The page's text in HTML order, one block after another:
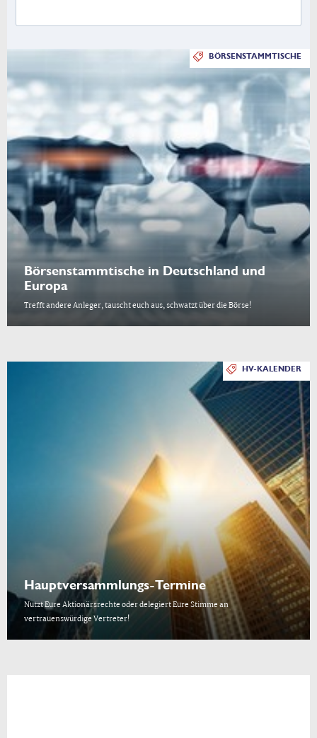
BÖRSENSTAMMTISCHE
Börsenstammtische in Deutschland und
Europa
Trefft andere Anleger, tauscht euch aus, schwatzt über die Börse!
HV-KALENDER
Hauptversammlungs-Termine
Nutzt Eure Aktionärsrechte oder delegiert Eure Stimme an
vertrauenswürdige Vertreter!